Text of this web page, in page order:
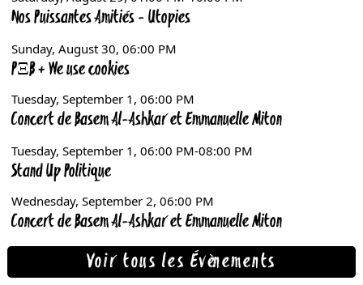
Voir tous les Évènements